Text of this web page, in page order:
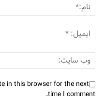
in this browser for the next
time I comment.